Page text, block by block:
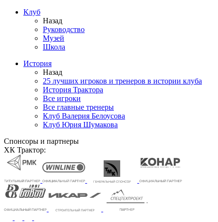
Клуб
Назад
Руководство
Музей
Школа
История
Назад
25 лучших игроков и тренеров в истории клуба
История Трактора
Все игроки
Все главные тренеры
Клуб Валерия Белоусова
Клуб Юрия Шумакова
Спонсоры и партнеры
ХК Трактор: